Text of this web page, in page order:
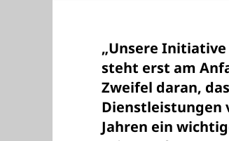
„Unsere
steht erst am
Zweifel daran,
Dienstleistungen
Jahren ein